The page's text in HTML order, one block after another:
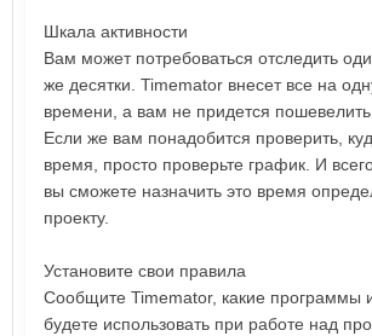
Шкала активности
Вам может потребоваться отследить
же десятки. Timemator внесет все на
времени, а вам не придется
Если же вам понадобится проверить,
время, просто проверьте график. И
вы сможете назначить это время
проекту.
Установите свои правила
Сообщите Timemator, какие программы
будете использовать при работе над